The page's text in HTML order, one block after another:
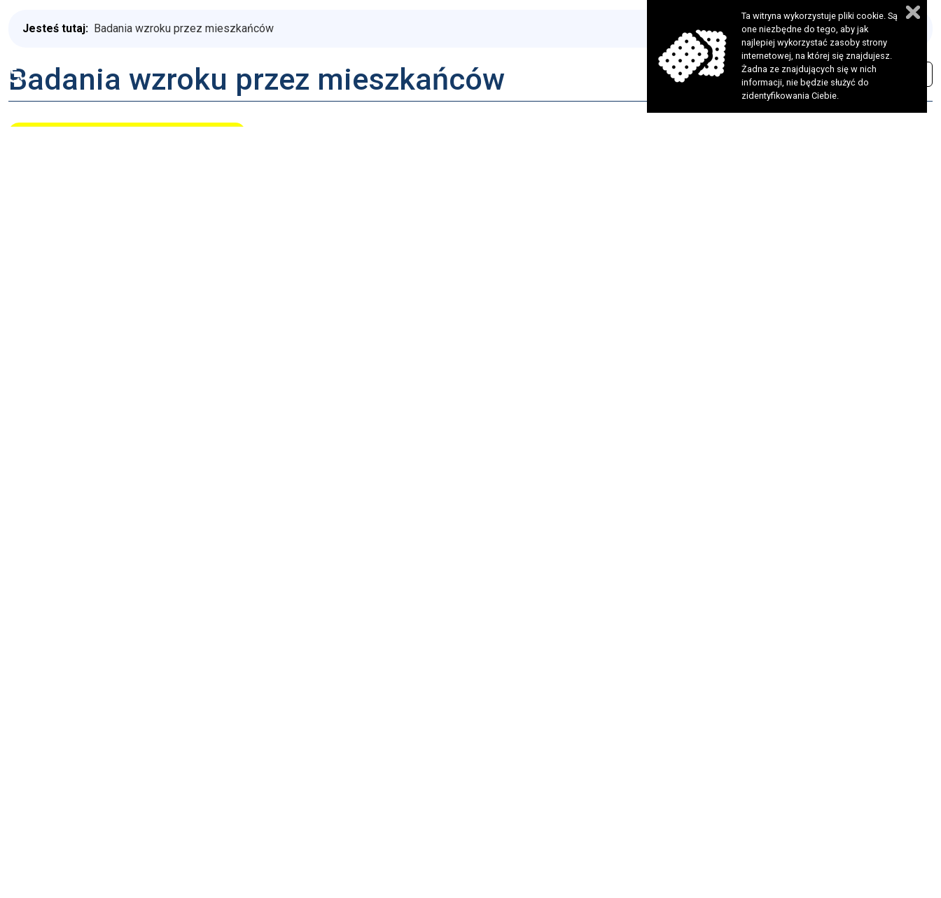
Jesteś tutaj: Badania wzroku przez mieszkańców
Badania wzroku przez mieszkańców
Ta witryna wykorzystuje pliki cookie. Są
one niezbędne do tego, aby jak
najlepiej wykorzystać zasoby strony
internetowej, na której się znajdujesz.
Żadna ze znajdujących się w nich
informacji, nie będzie służyć do
zidentyfikowania Ciebie.